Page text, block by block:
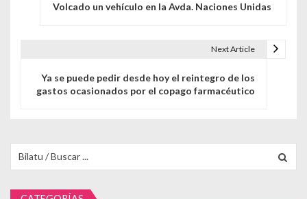
Volcado un vehículo en la Avda. Naciones Unidas
Next Article
Ya se puede pedir desde hoy el reintegro de los
gastos ocasionados por el copago farmacéutico